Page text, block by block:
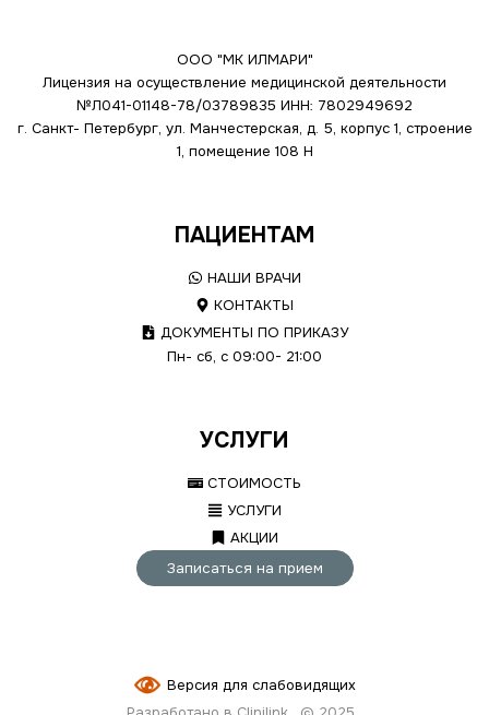
ООО "МК ИЛМАРИ"
Лицензия на осуществление медицинской деятельности
№Л041-01148-78/03789835 ИНН: 7802949692
г. Санкт- Петербург, ул. Манчестерская, д. 5, корпус 1, строение
1, помещение 108 Н
ПАЦИЕНТАМ
НАШИ ВРАЧИ
КОНТАКТЫ
ДОКУМЕНТЫ ПО ПРИКАЗУ
Пн- сб, с 09:00- 21:00
УСЛУГИ
СТОИМОСТЬ
УСЛУГИ
АКЦИИ
Записаться на прием
Версия для слабовидящих